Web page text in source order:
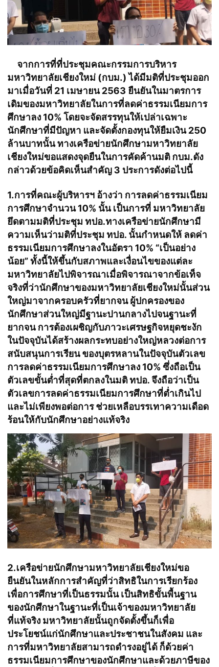
จากการที่ที่ประชุมคณะกรรมการบริหาร
มหาวิทยาลัยเชียงใหม่ (กบม.) ได้มีมติที่ประชุมออก
มาเมื่อวันที่ 21 เมษายน 2563 ยืนยันในมาตรการ
เดิมของมหาวิทยาลัยในการที่ลดค่าธรรมเนียมการ
ศึกษาลง 10% โดยจะจัดสรรทุนให้เปล่าเฉพาะ
นักศึกษาที่มีปัญหา และจัดตั้งกองทุนให้ยืมเงิน 250
ล้านบาทนั้น ทางเครือข่ายนักศึกษามหาวิทยาลัย
เชียงใหม่ขอแสดงจุดยืนในการคัดค้านมติ กบม.ดัง
กล่าวด้วยข้อคิดเห็นสำคัญ 3 ประการดังต่อไปนี้
1.การที่คณะผู้บริหารฯ อ้างว่า การลดค่าธรรมเนียม
การศึกษาจำนวน 10% นั้น เป็นการที่ มหาวิทยาลัย
ยึดตามมติที่ประชุม ทปอ.ทางเครือข่ายนักศึกษามี
ความเห็นว่ามติที่ประชุม ทปอ. นั้นกำหนดให้ ลดค่า
ธรรมเนียมการศึกษาลงในอัตรา 10% “เป็นอย่าง
น้อย” ทั้งนี้ให้ขึ้นกับสภาพและเงื่อนไขของแต่ละ
มหาวิทยาลัยไปพิจารณาเมื่อพิจารณาจากข้อเท็จ
จริงที่ว่านักศึกษาของมหาวิทยาลัยเชียงใหม่นั้นส่วน
ใหญ่มาจากครอบครัวที่ยากจน ผู้ปกครองของ
นักศึกษาส่วนใหญ่มีฐานะปานกลางไปจนฐานะที่
ยากจน การต้องเผชิญกับภาวะเศรษฐกิจหยุดชะงัก
ในปัจจุบันได้สร้างผลกระทบอย่างใหญ่หลวงต่อการ
สนับสนุนการเรียน ของบุตรหลานในปัจจุบันตัวเลข
การลดค่าธรรมเนียมการศึกษาลง 10% ซึ่งถือเป็น
ตัวเลขขั้นต่ำที่สุดที่ตกลงในมติ ทปอ. จึงถือว่าเป็น
ตัวเลขการลดค่าธรรมเนียมการศึกษาที่ต่ำเกินไป
และไม่เพียงพอต่อการ ช่วยเหลือบรรเทาความเดือด
ร้อนให้กับนักศึกษาอย่างแท้จริง
2.เครือข่ายนักศึกษามหาวิทยาลัยเชียงใหม่ขอ
ยืนยันในหลักการสำคัญที่ว่าสิทธิในการเรียกร้อง
เพื่อการศึกษาที่เป็นธรรมนั้น เป็นสิทธิขั้นพื้นฐาน
ของนักศึกษาในฐานะที่เป็นเจ้าของมหาวิทยาลัย
ที่แท้จริง มหาวิทยาลัยนั้นถูกจัดตั้งขึ้นก็เพื่อ
ประโยชน์แก่นักศึกษาและประชาชนในสังคม และ
การที่มหาวิทยาลัยสามารถดำรงอยู่ได้ ก็ด้วยค่า
ธรรมเนียมการศึกษาของนักศึกษาและด้วยภาษีของ